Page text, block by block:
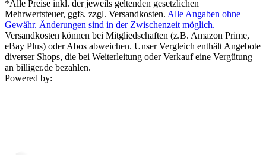
*Alle Preise inkl. der jeweils geltenden gesetzlichen
Mehrwertsteuer, ggfs. zzgl. Versandkosten. Alle Angaben ohne
Gewähr. Änderungen sind in der Zwischenzeit möglich.
Versandkosten können bei Mitgliedschaften (z.B. Amazon Prime,
eBay Plus) oder Abos abweichen. Unser Vergleich enthält Angebote
diverser Shops, die bei Weiterleitung oder Verkauf eine Vergütung
an billiger.de bezahlen.
Powered by: